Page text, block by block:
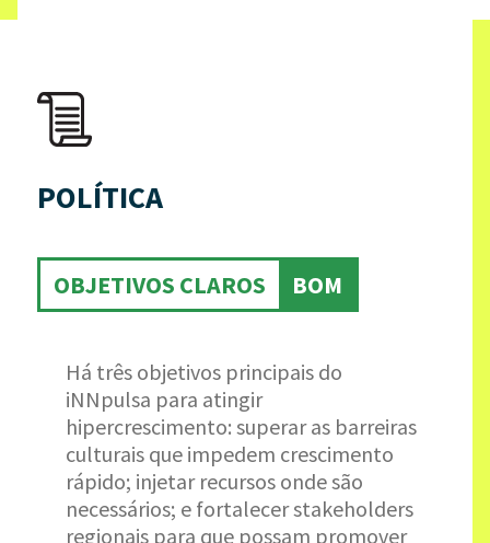
POLÍTICA
OBJETIVOS CLAROS BOM
Há três objetivos principais do
iNNpulsa para atingir
hipercrescimento: superar as barreiras
culturais que impedem crescimento
rápido; injetar recursos onde são
necessários; e fortalecer stakeholders
regionais para que possam promover